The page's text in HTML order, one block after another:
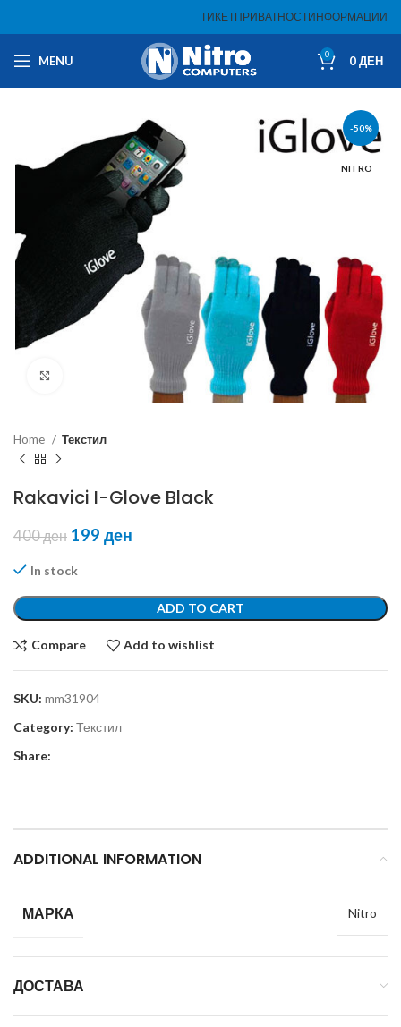
ТИКЕТПРИВАТНОСТИНФОРМАЦИИ
MENU 0 0ДЕН
-50%
NITRO
Click to enlarge
Home Текстил
Rakavici I-Glove Black
400ден 199 ден
In stock
ADD TO CART
Compare Add to wishlist
SKU: mm31904
Category: Текстил
Share:
ADDITIONAL INFORMATION
МАРКА Nitro
ДОСТАВА